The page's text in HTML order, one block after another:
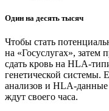
Один на десять тысяч
Чтобы стать
на «Госуслугах», затем
сдать кровь на HLA-
генетической системы.
анализов и HLA-данные
ждут своего часа.